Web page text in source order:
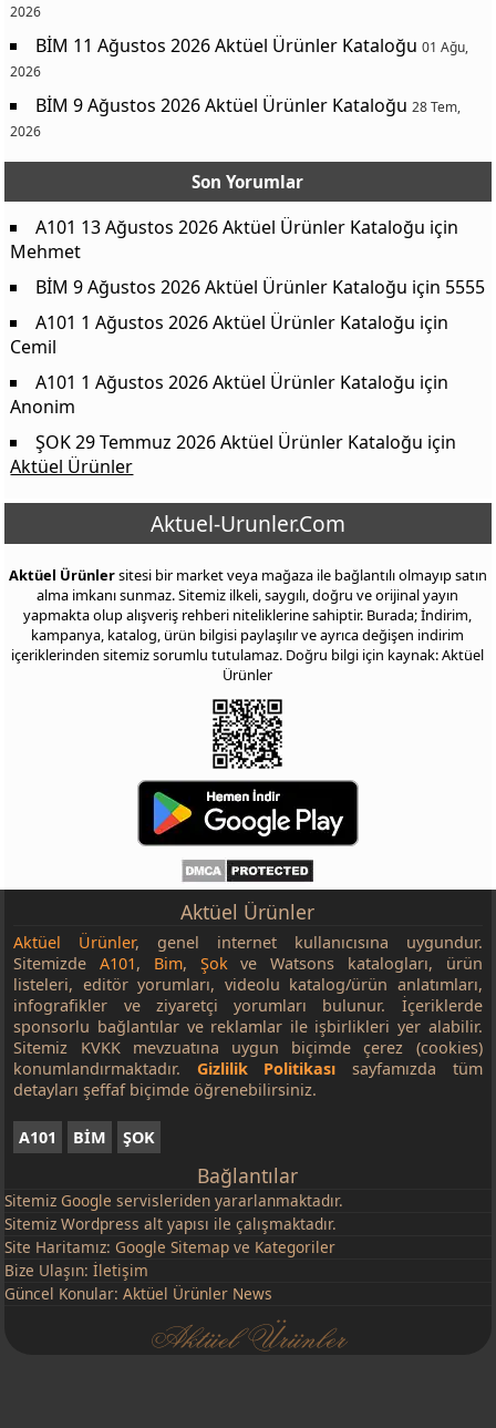
2026
BİM 11 Ağustos 2026 Aktüel Ürünler Kataloğu 01 Ağu,
2026
BİM 9 Ağustos 2026 Aktüel Ürünler Kataloğu 28 Tem,
2026
Son Yorumlar
A101 13 Ağustos 2026 Aktüel Ürünler Kataloğu için
Mehmet
BİM 9 Ağustos 2026 Aktüel Ürünler Kataloğu için 5555
A101 1 Ağustos 2026 Aktüel Ürünler Kataloğu için
Cemil
A101 1 Ağustos 2026 Aktüel Ürünler Kataloğu için
Anonim
ŞOK 29 Temmuz 2026 Aktüel Ürünler Kataloğu için
Aktüel Ürünler
Aktuel-Urunler.Com
Aktüel Ürünlersitesi bir market veya mağaza ile bağlantılı olmayıp satın
alma imkanı sunmaz. Sitemiz ilkeli, saygılı, doğru ve orijinal yayın
yapmakta olup alışveriş rehberi niteliklerine sahiptir. Burada; İndirim,
kampanya, katalog, ürün bilgisi paylaşılır ve ayrıca değişen indirim
içeriklerinden sitemiz sorumlu tutulamaz. Doğru bilgi için kaynak: Aktüel
Ürünler
Aktüel Ürünler
Aktüel Ürünler, genel internet kullanıcısına uygundur.
SitemizdeA101, Bim, Şokve Watsons katalogları, ürün
listeleri, editör yorumları, videolu katalog/ürün anlatımları,
infografikler ve ziyaretçi yorumları bulunur. İçeriklerde
sponsorlu bağlantılar ve reklamlar ile işbirlikleri yer alabilir.
Sitemiz KVKK mevzuatına uygun biçimde çerez (cookies)
konumlandırmaktadır. Gizlilik Politikası sayfamızda tüm
detayları şeffaf biçimde öğrenebilirsiniz.
A101 BİM ŞOK
Bağlantılar
Sitemiz Google servisleriden yararlanmaktadır.
Sitemiz Wordpress alt yapısı ile çalışmaktadır.
Site Haritamız: Google Sitemap ve Kategoriler
Bize Ulaşın:İletişim
Güncel Konular:Aktüel Ürünler News